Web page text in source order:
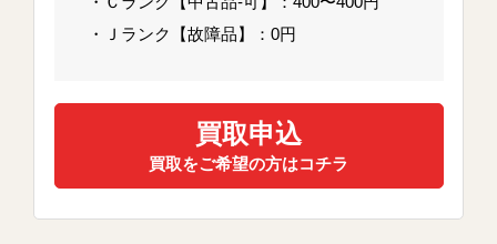
・Ｊランク【故障品】：0円
買取申込
買取をご希望の方はコチラ